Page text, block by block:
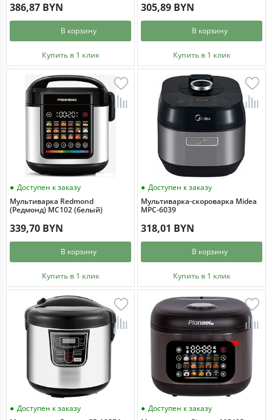
386,87 BYN
В корзину
Купить в 1 клик
305,89 BYN
В корзину
Купить в 1 клик
Доступен к заказу
Мультиварка Redmond
(Редмонд) MC102 (белый)
339,70 BYN
В корзину
Купить в 1 клик
Доступен к заказу
Мультиварка-скороварка Midea
MPC-6039
318,01 BYN
В корзину
Купить в 1 клик
Доступен к заказу
Доступен к заказу